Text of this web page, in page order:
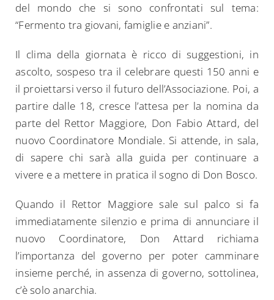
del mondo che si sono confrontati sul tema:
“Fermento tra giovani, famiglie e anziani”.
Il clima della giornata è ricco di suggestioni, in
ascolto, sospeso tra il celebrare questi 150 anni e
il proiettarsi verso il futuro dell’Associazione. Poi, a
partire dalle 18, cresce l’attesa per la nomina da
parte del Rettor Maggiore, Don Fabio Attard, del
nuovo Coordinatore Mondiale. Si attende, in sala,
di sapere chi sarà alla guida per continuare a
vivere e a mettere in pratica il sogno di Don Bosco.
Quando il Rettor Maggiore sale sul palco si fa
immediatamente silenzio e prima di annunciare il
nuovo Coordinatore, Don Attard richiama
l’importanza del governo per poter camminare
insieme perché, in assenza di governo, sottolinea,
c’è solo anarchia.